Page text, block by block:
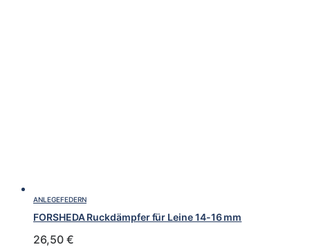
ANLEGEFEDERN
FORSHEDA Ruckdämpfer für Leine 14-16 mm
26,50 €